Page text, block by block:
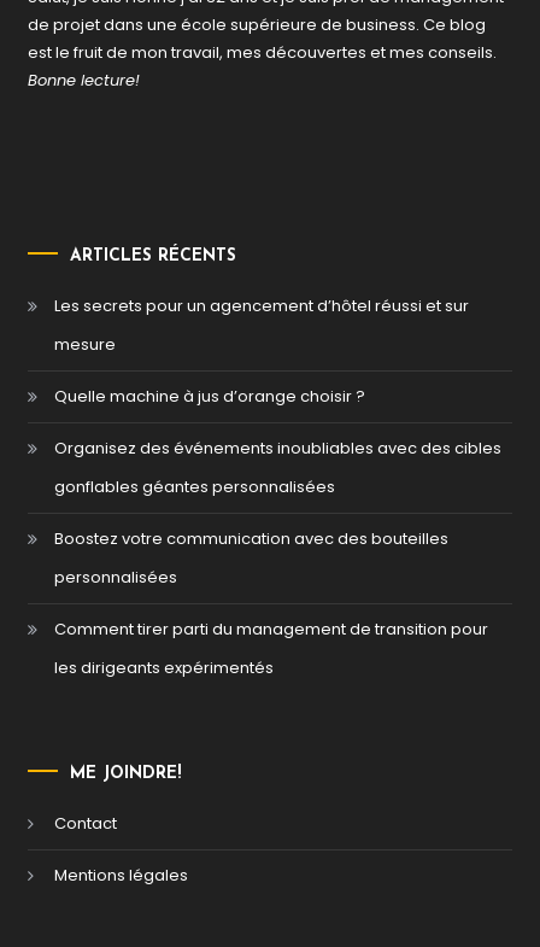
de projet dans une école supérieure de business. Ce blog
est le fruit de mon travail, mes découvertes et mes conseils.
Bonne lecture!
ARTICLES RÉCENTS
Les secrets pour un agencement d’hôtel réussi et sur
mesure
Quelle machine à jus d’orange choisir ?
Organisez des événements inoubliables avec des cibles
gonflables géantes personnalisées
Boostez votre communication avec des bouteilles
personnalisées
Comment tirer parti du management de transition pour
les dirigeants expérimentés
ME JOINDRE!
Contact
Mentions légales